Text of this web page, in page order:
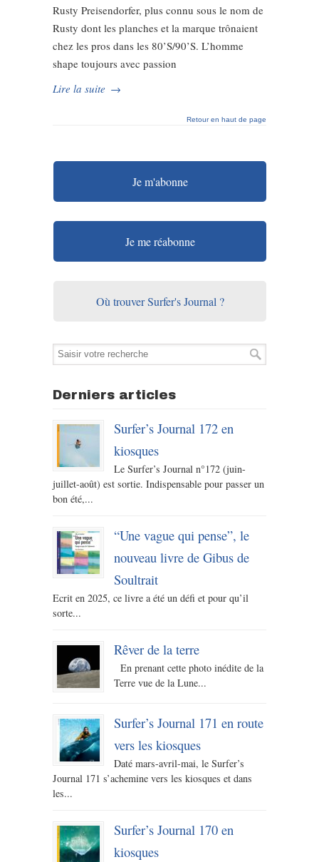
Rusty Preisendorfer, plus connu sous le nom de
Rusty dont les planches et la marque trônaient
chez les pros dans les 80’S/90’S. L’homme
shape toujours avec passion
Lire la suite →
Retour en haut de page
Je m'abonne
Je me réabonne
Où trouver Surfer's Journal ?
Derniers articles
Surfer’s Journal 172 en
kiosques
Le Surfer’s Journal n°172 (juin-
juillet-août) est sortie. Indispensable pour passer un
bon été,...
“Une vague qui pense”, le
nouveau livre de Gibus de
Soultrait
Ecrit en 2025, ce livre a été un défi et pour qu’il
sorte...
Rêver de la terre
En prenant cette photo inédite de la
Terre vue de la Lune...
Surfer’s Journal 171 en route
vers les kiosques
Daté mars-avril-mai, le Surfer’s
Journal 171 s’achemine vers les kiosques et dans
les...
Surfer’s Journal 170 en
kiosques